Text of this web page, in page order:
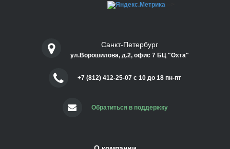
Санкт-Петербург
ул.Ворошилова, д.2, офис 7 БЦ "Охта"
+7 (812) 412-25-07 c 10 до 18 пн-пт
Обратиться в поддержку